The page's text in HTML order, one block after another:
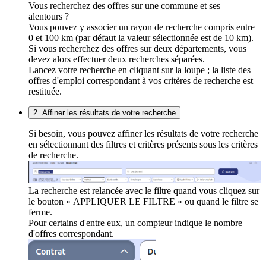
Vous recherchez des offres sur une commune et ses
alentours ?
Vous pouvez y associer un rayon de recherche compris entre
0 et 100 km (par défaut la valeur sélectionnée est de 10 km).
Si vous recherchez des offres sur deux départements, vous
devez alors effectuer deux recherches séparées.
Lancez votre recherche en cliquant sur la loupe ; la liste des
offres d'emploi correspondant à vos critères de recherche est
restituée.
2. Affiner les résultats de votre recherche
Si besoin, vous pouvez affiner les résultats de votre recherche
en sélectionnant des filtres et critères présents sous les critères
de recherche.
La recherche est relancée avec le filtre quand vous cliquez sur
le bouton « APPLIQUER LE FILTRE » ou quand le filtre se
ferme.
Pour certains d'entre eux, un compteur indique le nombre
d'offres correspondant.